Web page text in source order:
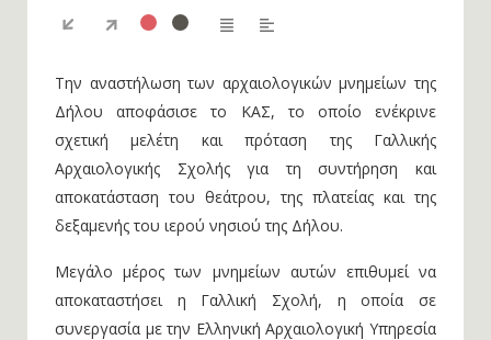
Την αναστήλωση των αρχαιολογικών μνημείων της
Δήλου αποφάσισε το ΚΑΣ, το οποίο ενέκρινε
σχετική μελέτη και πρόταση της Γαλλικής
Αρχαιολογικής Σχολής για τη συντήρηση και
αποκατάσταση του θεάτρου, της πλατείας και της
δεξαμενής του ιερού νησιού της Δήλου.
Μεγάλο μέρος των μνημείων αυτών επιθυμεί να
αποκαταστήσει η Γαλλική Σχολή, η οποία σε
συνεργασία με την Ελληνική Αρχαιολογική Υπηρεσία